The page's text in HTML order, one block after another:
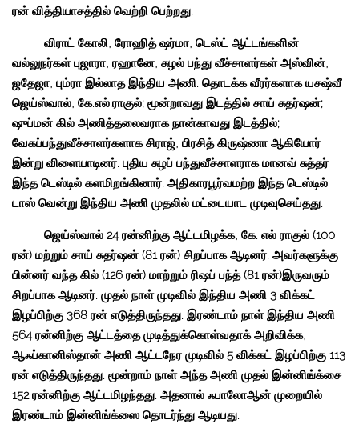
ரன் வித்தியாசத்தில் வெற்றி பெற்றது.
விராட் கோலி, ரோஹித் ஷர்மா, டெஸ்ட் ஆட்டங்களின்
வல்லுநர்கள் புஜாரா, ரஹானே, சுழல் பந்து வீச்சாளர்கள் அஸ்வின்,
ஜதேஜா, பும்ரா இல்லாத இந்திய அணி. தொடக்க வீரர்களாக யசஷ்வீ
ஜெய்ஸ்வால், கே.எல்.ராகுல்; மூன்றாவது இடத்தில் சாய் சுதர்ஷன்;
ஷுப்மன் கில் அணித்தலைவராக நான்காவது இடத்தில்;
வேகப்பந்துவீச்சாளர்களாக சிராஜ், பிரசித் கிருஷ்ணா ஆகியோர்
இன்று விளையாடினர். புதிய சுழப் பந்துவீச்சாளராக மானவ் சுத்தர்
இந்த டெஸ்டில் களமிறங்கினார். அதிகாரபூர்வமற்ற இந்த டெஸ்டில்
டாஸ் வென்று இந்திய அணி முதலில் மட்டையாட முடிவுசெய்தது.
ஜெய்ஸ்வால் 24 ரன்னிற்கு ஆட்டமிழக்க, கே. எல் ராகுல் (100
ரன்) மற்றும் சாய் சுதர்ஷன் (81 ரன்) சிறப்பாக ஆடினர். அவர்களுக்கு
பின்னர் வந்த கில் (126 ரன்) மாற்றும் ரிஷப் பந்த் (81 ரன்)இருவரும்
சிறப்பாக ஆடினர். முதல் நாள் முடிவில் இந்திய அணி 3 விக்கட்
இழப்பிற்கு 368 ரன் எடுத்திருந்தது. இரண்டாம் நாள் இந்திய அணி
564 ரன்னிற்கு ஆட்டத்தை முடித்துக்கொள்வதாக் அறிவிக்க,
ஆஃப்கானிஸ்தான் அணி ஆட்டநேர முடிவில் 5 விக்கட் இழப்பிற்கு 113
ரன் எடுத்திருந்தது. மூன்றாம் நாள் அந்த அணி முதல் இன்னிங்க்சை
152 ரன்னிற்கு ஆட்டமிழந்தது. அதனால் ஃபாலோஆன் முறையில்
இரண்டாம் இன்னிங்க்ஸை தொடர்ந்து ஆடியது.